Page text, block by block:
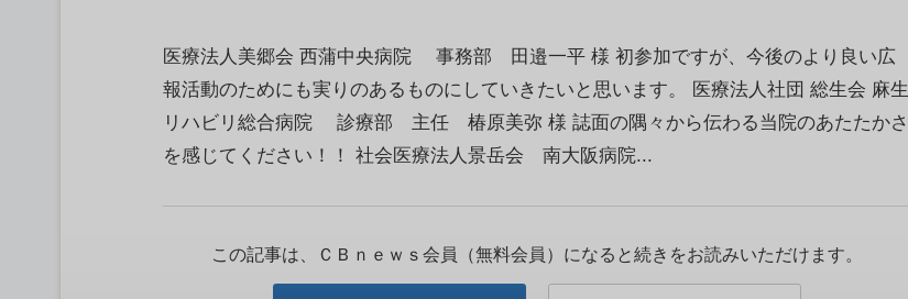
医療法人美郷会 西蒲中央病院 事務部 田邉一平 様 初参加ですが、今後のより良い広
報活動のためにも実りのあるものにしていきたいと思います。 医療法人社団 総生会 麻生
リハビリ総合病院 診療部 主任 椿原美弥 様 誌面の隅々から伝わる当院のあたたかさ
を感じてください！！ 社会医療法人景岳会 南大阪病院...
この記事は、ＣＢｎｅｗｓ会員（無料会員）になると続きをお読みいただけます。